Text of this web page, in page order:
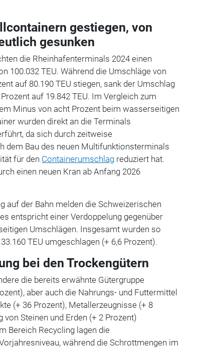
gestiegen, von
gesunken
die Rheinhafenterminals 2024 einen
100.032 TEU. Während die Umschläge von
auf 80.190 TEU stiegen, sank der Umschlag
auf 19.842 TEU. Im Vergleich zum
Minus von acht Prozent beim wasserseitigen
wurden direkt an die Terminals
da sich durch zeitweise
dem Bau des neuen Multifunktionsterminals
für den Containerumschlag reduziert hat.
einen neuen Kran ab Anfang 2026
auf der Bahn melden die Schweizerischen
entspricht einer Verdoppelung gegenüber
Umschlägen. Insgesamt wurden so
TEU umgeschlagen (+ 6,6 Prozent).
bei den Trockengütern
die bereits erwähnte Gütergruppe
aber auch die Nahrungs- und Futtermittel
(+ 36 Prozent), Metallerzeugnisse (+ 8
von Steinen und Erden (+ 2 Prozent)
Bereich Recycling lagen die
während die Schrottmengen im